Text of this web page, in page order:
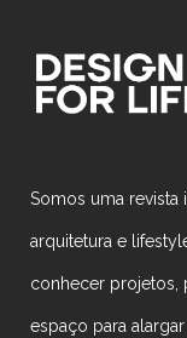
Somos uma revista
arquitetura e
conhecer projetos,
espaço para